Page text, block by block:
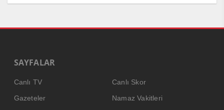
SAYFALAR
Canlı TV
Canlı Skor
Gazeteler
Namaz Vakitleri